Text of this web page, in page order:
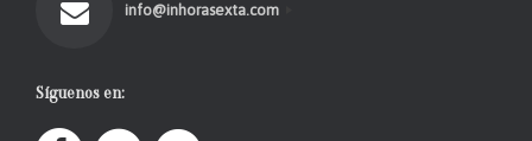
info@inhorasexta.com
Síguenos en: